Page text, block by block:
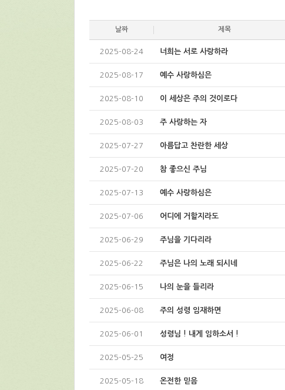
날짜 제목
2025-08-24 너희는 서로 사랑하라
2025-08-17 예수 사랑하심은
2025-08-10 이 세상은 주의 것이로다
2025-08-03 주 사랑하는 자
2025-07-27 아름답고 찬란한 세상
2025-07-20 참 좋으신 주님
2025-07-13 예수 사랑하심은
2025-07-06 어디에 거할지라도
2025-06-29 주님을 기다리라
2025-06-22 주님은 나의 노래 되시네
2025-06-15 나의 눈을 들리라
2025-06-08 주의 성령 임재하면
2025-06-01 성령님 ! 내게 임하소서 !
2025-05-25 여정
2025-05-18 온전한 믿음